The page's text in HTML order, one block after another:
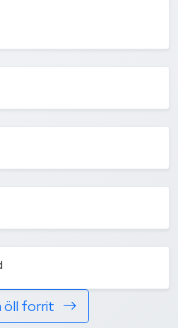
öll forrit